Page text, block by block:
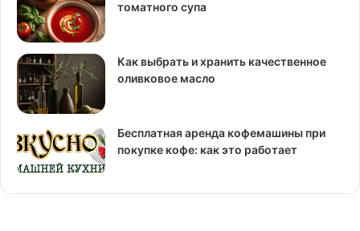
томатного супа
Как выбрать и хранить качественное
оливковое масло
Бесплатная аренда кофемашины при
покупке кофе: как это работает